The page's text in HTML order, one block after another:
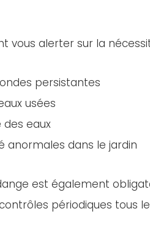
vous alerter sur la
persistantes
usées
eaux
anormales dans le jardin
est également
périodiques tous